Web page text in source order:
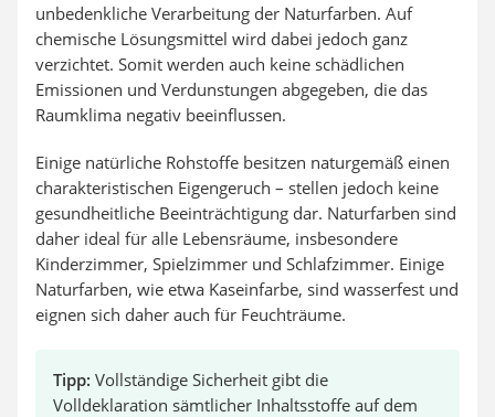
unbedenkliche Verarbeitung der Naturfarben. Auf
chemische Lösungsmittel wird dabei jedoch ganz
verzichtet. Somit werden auch keine schädlichen
Emissionen und Verdunstungen abgegeben, die das
Raumklima negativ beeinflussen.
Einige natürliche Rohstoffe besitzen naturgemäß einen
charakteristischen Eigengeruch – stellen jedoch keine
gesundheitliche Beeinträchtigung dar. Naturfarben sind
daher ideal für alle Lebensräume, insbesondere
Kinderzimmer, Spielzimmer und Schlafzimmer. Einige
Naturfarben, wie etwa Kaseinfarbe, sind wasserfest und
eignen sich daher auch für Feuchträume.
Tipp: Vollständige Sicherheit gibt die
Volldeklaration sämtlicher Inhaltsstoffe auf dem